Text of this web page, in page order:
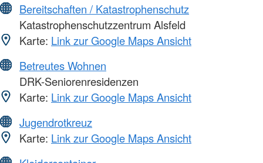
Bereitschaften / Katastrophenschutz
Katastrophenschutzzentrum Alsfeld
Karte: Link zur Google Maps Ansicht
Betreutes Wohnen
DRK-Seniorenresidenzen
Karte: Link zur Google Maps Ansicht
Jugendrotkreuz
Karte: Link zur Google Maps Ansicht